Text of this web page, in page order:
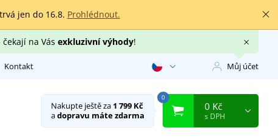
jen do 16.8. Prohlédnout.
na Vás exkluzivní výhody!
Kontakt Můj účet
Nakupte ještě za 1 799 Kč
adopravu máte zdarma
0
0 Kč
s DPH